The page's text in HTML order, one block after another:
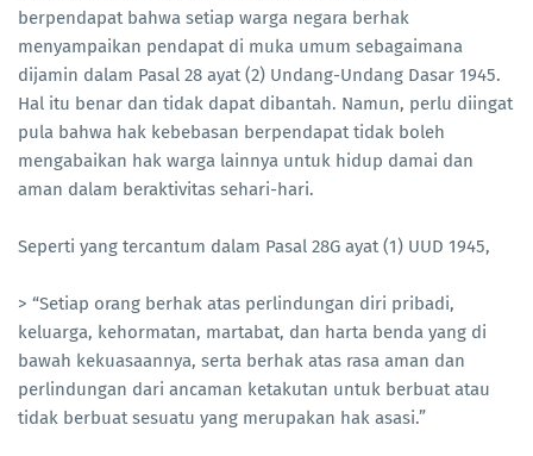
berpendapat bahwa setiap warga negara berhak
menyampaikan pendapat di muka umum sebagaimana
dijamin dalam Pasal 28 ayat (2) Undang-Undang Dasar 1945.
Hal itu benar dan tidak dapat dibantah. Namun, perlu diingat
pula bahwa hak kebebasan berpendapat tidak boleh
mengabaikan hak warga lainnya untuk hidup damai dan
aman dalam beraktivitas sehari-hari.
Seperti yang tercantum dalam Pasal 28G ayat (1) UUD 1945,
> “Setiap orang berhak atas perlindungan diri pribadi,
keluarga, kehormatan, martabat, dan harta benda yang di
bawah kekuasaannya, serta berhak atas rasa aman dan
perlindungan dari ancaman ketakutan untuk berbuat atau
tidak berbuat sesuatu yang merupakan hak asasi.”